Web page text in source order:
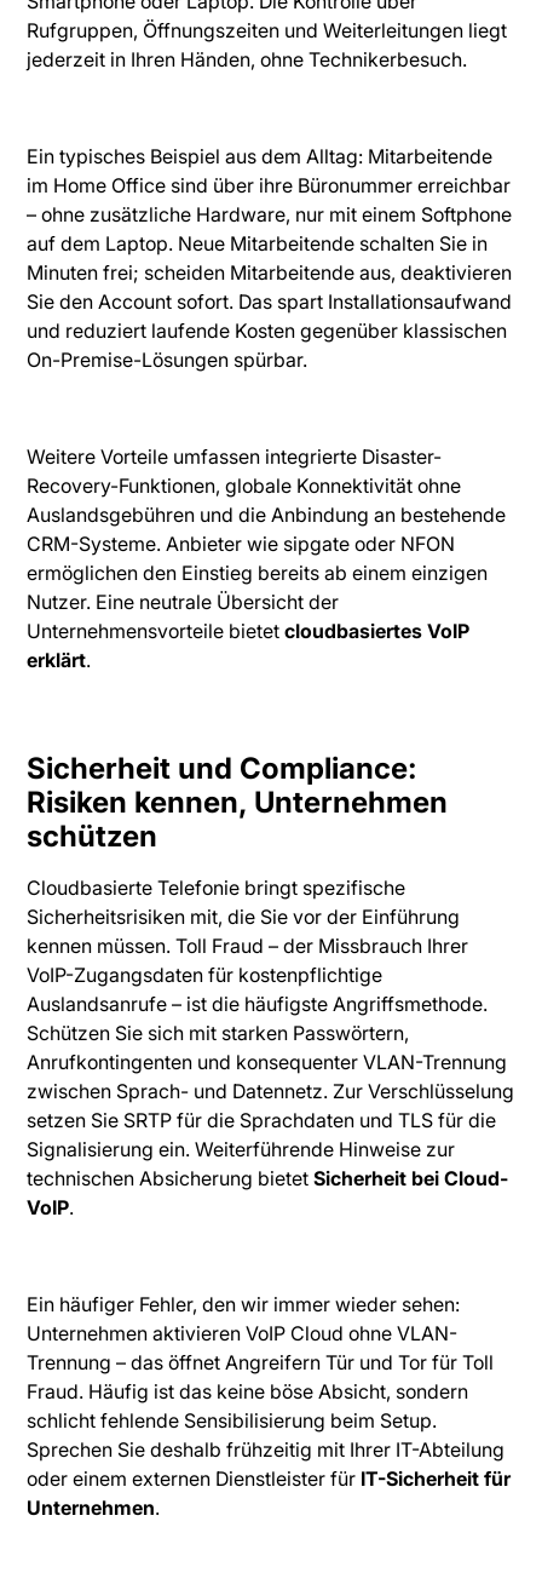
Rufgruppen, Öffnungszeiten und Weiterleitungen liegt
jederzeit in Ihren Händen, ohne Technikerbesuch.
Ein typisches Beispiel aus dem Alltag: Mitarbeitende
im Home Office sind über ihre Büronummer erreichbar
– ohne zusätzliche Hardware, nur mit einem Softphone
auf dem Laptop. Neue Mitarbeitende schalten Sie in
Minuten frei; scheiden Mitarbeitende aus, deaktivieren
Sie den Account sofort. Das spart Installationsaufwand
und reduziert laufende Kosten gegenüber klassischen
On-Premise-Lösungen spürbar.
Weitere Vorteile umfassen integrierte Disaster-
Recovery-Funktionen, globale Konnektivität ohne
Auslandsgebühren und die Anbindung an bestehende
CRM-Systeme. Anbieter wie sipgate oder NFON
ermöglichen den Einstieg bereits ab einem einzigen
Nutzer. Eine neutrale Übersicht der
Unternehmensvorteile bietetcloudbasiertes VoIP
erklärt.
Sicherheit und Compliance:
Risiken kennen, Unternehmen
schützen
Cloudbasierte Telefonie bringt spezifische
Sicherheitsrisiken mit, die Sie vor der Einführung
kennen müssen. Toll Fraud – der Missbrauch Ihrer
VoIP-Zugangsdaten für kostenpflichtige
Auslandsanrufe – ist die häufigste Angriffsmethode.
Schützen Sie sich mit starken Passwörtern,
Anrufkontingenten und konsequenter VLAN-Trennung
zwischen Sprach- und Datennetz. Zur Verschlüsselung
setzen Sie SRTP für die Sprachdaten und TLS für die
Signalisierung ein. Weiterführende Hinweise zur
technischen Absicherung bietetSicherheit bei Cloud-
VoIP.
Ein häufiger Fehler, den wir immer wieder sehen:
Unternehmen aktivieren VoIP Cloud ohne VLAN-
Trennung – das öffnet Angreifern Tür und Tor für Toll
Fraud. Häufig ist das keine böse Absicht, sondern
schlicht fehlende Sensibilisierung beim Setup.
Sprechen Sie deshalb frühzeitig mit Ihrer IT-Abteilung
oder einem externen Dienstleister für IT-Sicherheit für
Unternehmen.